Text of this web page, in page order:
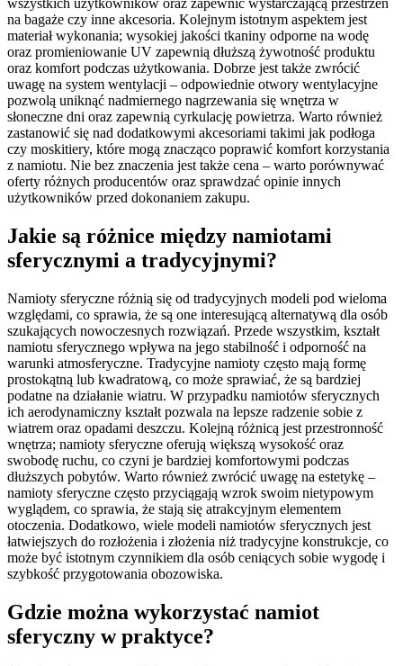
wszystkich użytkowników oraz zapewnić wystarczającą przestrzeń
na bagaże czy inne akcesoria. Kolejnym istotnym aspektem jest
materiał wykonania; wysokiej jakości tkaniny odporne na wodę
oraz promieniowanie UV zapewnią dłuższą żywotność produktu
oraz komfort podczas użytkowania. Dobrze jest także zwrócić
uwagę na system wentylacji – odpowiednie otwory wentylacyjne
pozwolą uniknąć nadmiernego nagrzewania się wnętrza w
słoneczne dni oraz zapewnią cyrkulację powietrza. Warto również
zastanowić się nad dodatkowymi akcesoriami takimi jak podłoga
czy moskitiery, które mogą znacząco poprawić komfort korzystania
z namiotu. Nie bez znaczenia jest także cena – warto porównywać
oferty różnych producentów oraz sprawdzać opinie innych
użytkowników przed dokonaniem zakupu.
Jakie są różnice między namiotami
sferycznymi a tradycyjnymi?
Namioty sferyczne różnią się od tradycyjnych modeli pod wieloma
względami, co sprawia, że są one interesującą alternatywą dla osób
szukających nowoczesnych rozwiązań. Przede wszystkim, kształt
namiotu sferycznego wpływa na jego stabilność i odporność na
warunki atmosferyczne. Tradycyjne namioty często mają formę
prostokątną lub kwadratową, co może sprawiać, że są bardziej
podatne na działanie wiatru. W przypadku namiotów sferycznych
ich aerodynamiczny kształt pozwala na lepsze radzenie sobie z
wiatrem oraz opadami deszczu. Kolejną różnicą jest przestronność
wnętrza; namioty sferyczne oferują większą wysokość oraz
swobodę ruchu, co czyni je bardziej komfortowymi podczas
dłuższych pobytów. Warto również zwrócić uwagę na estetykę –
namioty sferyczne często przyciągają wzrok swoim nietypowym
wyglądem, co sprawia, że stają się atrakcyjnym elementem
otoczenia. Dodatkowo, wiele modeli namiotów sferycznych jest
łatwiejszych do rozłożenia i złożenia niż tradycyjne konstrukcje, co
może być istotnym czynnikiem dla osób ceniących sobie wygodę i
szybkość przygotowania obozowiska.
Gdzie można wykorzystać namiot
sferyczny w praktyce?